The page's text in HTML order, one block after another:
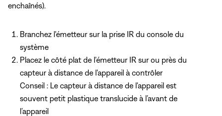
enchaînés).
Branchez l'émetteursur la prise IR du console du
système
Placez le côté plat de l'émetteur IR sur ou près du
capteur à distance de l'appareil à contrôler
Conseil : Le capteur à distance de l'appareil est
souvent petit plastique translucide à l’avant de
l’appareil